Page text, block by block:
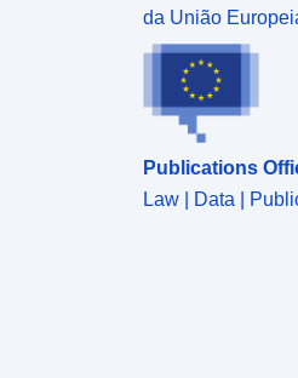
da União
Publications
Law | Data |